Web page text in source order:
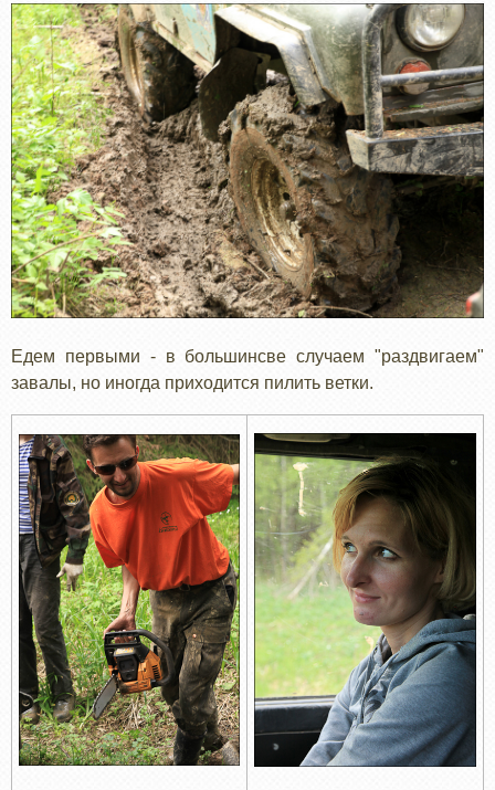
Едем первыми - в большинсве случаем "раздвигаем"
завалы, но иногда приходится пилить ветки.